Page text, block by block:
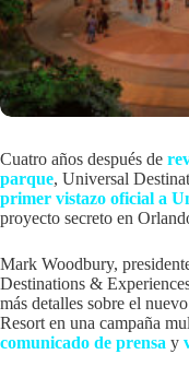
Cuatro años después de
parque, Universal
primer vistazo oficial a
proyecto secreto en
Mark Woodbury,
Destinations &
más detalles sobre el
Resort en una campaña
comunicado de prensa y